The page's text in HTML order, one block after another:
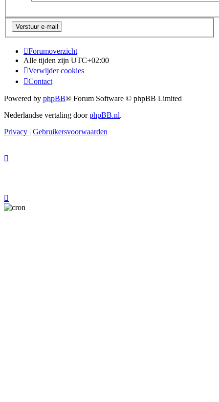
Forumoverzicht
Alle tijden zijn UTC+02:00
Verwijder cookies
Contact
Powered by phpBB® Forum Software © phpBB Limited
Nederlandse vertaling doorphpBB.nl.
Privacy | Gebruikersvoorwaarden